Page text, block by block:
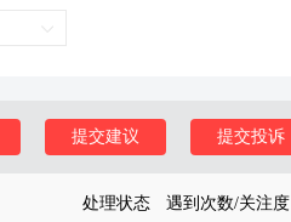
提交投诉
提交建议
处理状态 遇到次数/关注度